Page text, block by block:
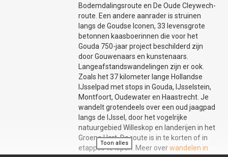
Kom luisteren, herdenken, vieren en elkaar ontmoeten. Want
vrijheid vieren we samen!
info@30juni1juli-gouda.nl
https://30juni1juli-gouda.nl/keti-koti-2026/
https://5r27znb.momice.events/page/2253449
https://30juni1juli-gouda.nl/keti-koti-2026/
Bodemdalingsroute en De Oude Cleywech-
route. Een andere aanrader is struinen
langs de Goudse Iconen, 33 levensgrote
betonnen kaasboerinnen die voor het
Gouda 750-jaar project beschilderd zijn
door Gouwenaars en kunstenaars.
Langeafstandswandelingen zijn er ook.
Zoals het 37 kilometer lange Hollandse
IJsselpad met stops in Gouda, IJsselstein,
Montfoort, Oudewater en Haastrecht. Je
wandelt grotendeels over een oud jaagpad
langs de IJssel, door het vogelrijke
natuurgebied Willeskop en landerijen in het
Groene Hart. De route is in te korten of in
etappes te lopen. Meer overwandelen in
Toon alles